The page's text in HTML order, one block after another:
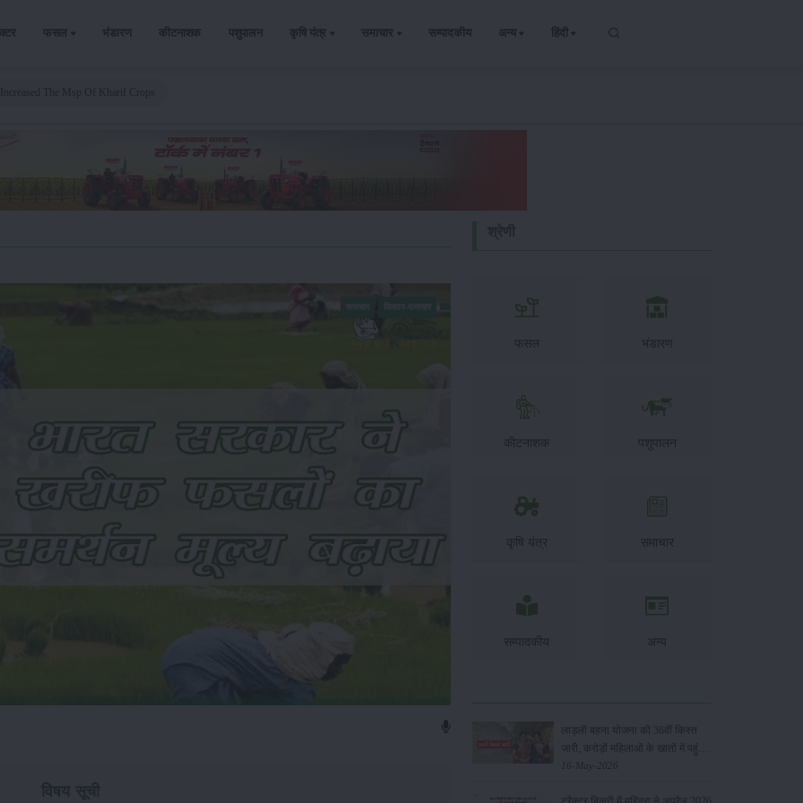
फसल भंडारण कीटनाशक पशुपालन कृषि यंत्र समाचार सम्पादकीय अन्य हिंदी
फसल भंडारण
कीटनाशक पशुपालन
कृषि यंत्र समाचार
सम्पादकीय अन्य
लाड़ली बहना योजना की 36वीं किस्त
जारी, करोड़ों महिलाओं के खातों में पहुंचे
1500 रुपये
16-May-2026